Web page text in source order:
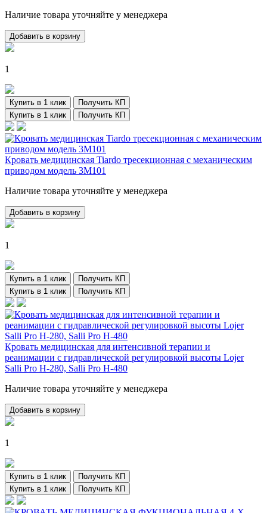
Наличие товара уточняйте у менеджера
Добавить в корзину
1
Купить в 1 клик
Получить КП
Купить в 1 клик
Получить КП
Кровать медицинская Tiardo тресекционная с механическим
приводом модель 3М101
Наличие товара уточняйте у менеджера
Добавить в корзину
1
Купить в 1 клик
Получить КП
Купить в 1 клик
Получить КП
Кровать медицинская для интенсивной терапии и
реанимации с гидравлической регулировкой высоты Lojer
Salli Pro H-280, Salli Pro H-480
Наличие товара уточняйте у менеджера
Добавить в корзину
1
Купить в 1 клик
Получить КП
Купить в 1 клик
Получить КП